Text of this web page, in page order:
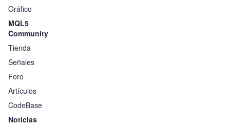
Gráfico
MQL5
Community
Tienda
Señales
Foro
Artículos
CodeBase
Noticias